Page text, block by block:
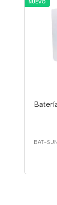
NUEVO
BAT-